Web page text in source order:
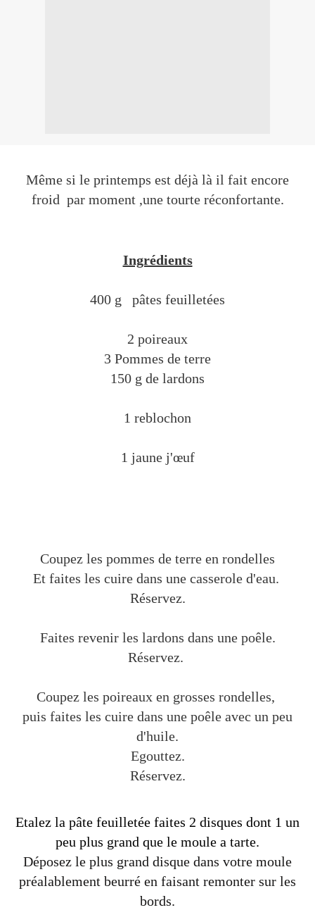
Même si le printemps est déjà là il fait encore
froid par moment ,une tourte réconfortante.
Ingrédients
400 g pâtes feuilletées
2 poireaux
3 Pommes de terre
150 g de lardons
1 reblochon
1 jaune j'œuf
Coupez les pommes de terre en rondelles
Et faites les cuire dans une casserole d'eau.
Réservez.
Faites revenir les lardons dans une poêle.
Réservez.
Coupez les poireaux en grosses rondelles,
puis faites les cuire dans une poêle avec un peu
d'huile.
Egouttez.
Réservez.
Etalez la pâte feuilletée faites 2 disques dont 1 un
peu plus grand que le moule a tarte.
Déposez le plus grand disque dans votre moule
préalablement beurré en faisant remonter sur les
bords.